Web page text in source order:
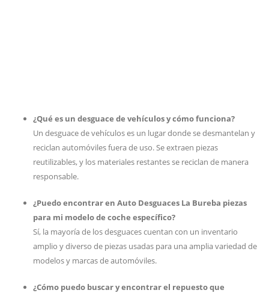
¿Qué es un desguace de vehículos y cómo funciona?
Un desguace de vehículos es un lugar donde se desmantelan y
reciclan automóviles fuera de uso. Se extraen piezas
reutilizables, y los materiales restantes se reciclan de manera
responsable.
¿Puedo encontrar en Auto Desguaces La Bureba piezas
para mi modelo de coche específico?
Sí, la mayoría de los desguaces cuentan con un inventario
amplio y diverso de piezas usadas para una amplia variedad de
modelos y marcas de automóviles.
¿Cómo puedo buscar y encontrar el repuesto que